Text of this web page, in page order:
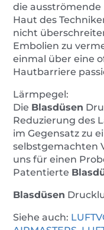
die
Haut des
nicht
Embolien zu
einmal über eine
Hautbarriere
Lärmpegel:
Die Blasdüsen
Reduzierung des
im Gegensatz zu
selbstgemachten
uns für einen
Patentierte
Blasdüsen
Siehe auch: